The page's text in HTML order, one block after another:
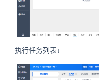
执行任务列表↓